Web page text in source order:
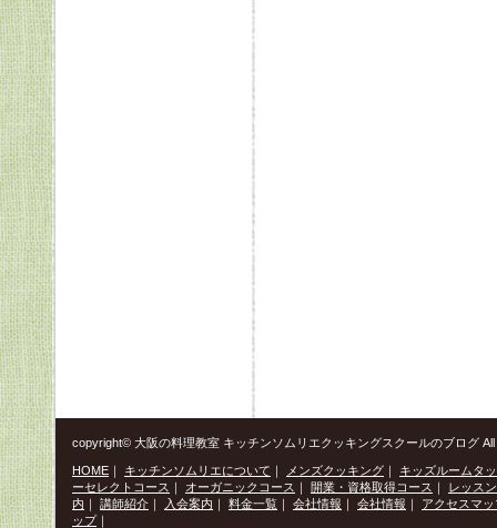
copyright© 大阪の料理教室 キッチンソムリエクッキングスクールのブログ
HOME ｜ キッチンソムリエについて ｜ メンズクッキング ｜
キッズルームタ
ーセレクトコース ｜ オーガニックコース ｜ 開業・資格取得コース ｜
レッス
内 ｜ 講師紹介 ｜ 入会案内 ｜ 料金一覧 ｜ 会社情報 ｜ 会社情報 ｜
アクセスマッ
ップ｜